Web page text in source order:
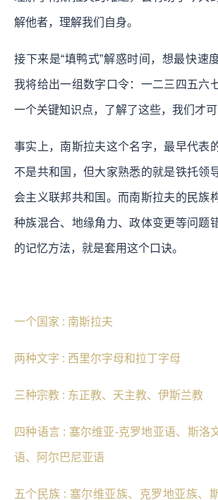
解他者，理解我们自身。
接下来是“填鸭式”解惑时间，想最快速
我将给出一组数字口令：一二三四五六
一个关键知识点，了解了这些，我们才可
事实上，南斯拉夫这个名字，最早代表
不是共和国，但大家熟悉的就是铁托领
会主义联邦共和国。而南斯拉夫的民族
种族混合、地缘角力、政体变更等问题
的记忆方法，就是套用这个口诀。
一个国家 : 南斯拉夫
两种文字 : 西里尔字母和拉丁字母
三种宗教 : 东正教、天主教、伊斯兰教
四种语言 : 塞尔维亚-克罗地亚语、斯洛
语、阿尔巴尼亚语
五个民族 : 塞尔维亚族、克罗地亚族、